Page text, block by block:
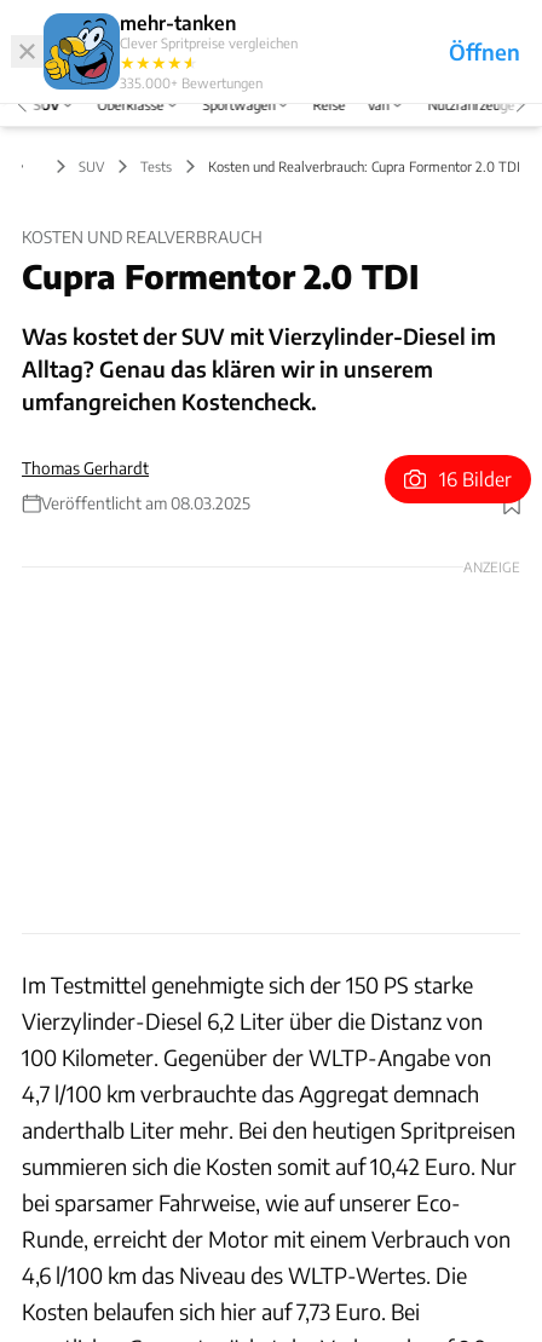
mehr-tanken
Clever Spritpreise vergleichen
★★★★★
★
335.000+ Bewertungen
Öffnen
Abo
Menü
SUV Oberklasse Sportwagen Reise Van Nutzfahrzeuge
SUV Tests Kosten und Realverbrauch: Cupra Formentor 2.0 TDI
KOSTEN UND REALVERBRAUCH
Cupra Formentor 2.0 TDI
Was kostet der SUV mit Vierzylinder-Diesel im
Alltag? Genau das klären wir in unserem
umfangreichen Kostencheck.
Thomas Gerhardt
Veröffentlicht am 08.03.2025
Foto: Achim Hartmann
16 Bilder
ANZEIGE
Im Testmittel genehmigte sich der 150 PS starke
Vierzylinder-Diesel 6,2 Liter über die Distanz von
100 Kilometer. Gegenüber der WLTP-Angabe von
4,7 l/100 km verbrauchte das Aggregat demnach
anderthalb Liter mehr. Bei den heutigen Spritpreisen
summieren sich die Kosten somit auf 10,42 Euro. Nur
bei sparsamer Fahrweise, wie auf unserer Eco-
Runde, erreicht der Motor mit einem Verbrauch von
4,6 l/100 km das Niveau des WLTP-Wertes. Die
Kosten belaufen sich hier auf 7,73 Euro. Bei